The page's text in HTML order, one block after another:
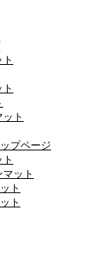
ト
プページ
ット
ト
ト